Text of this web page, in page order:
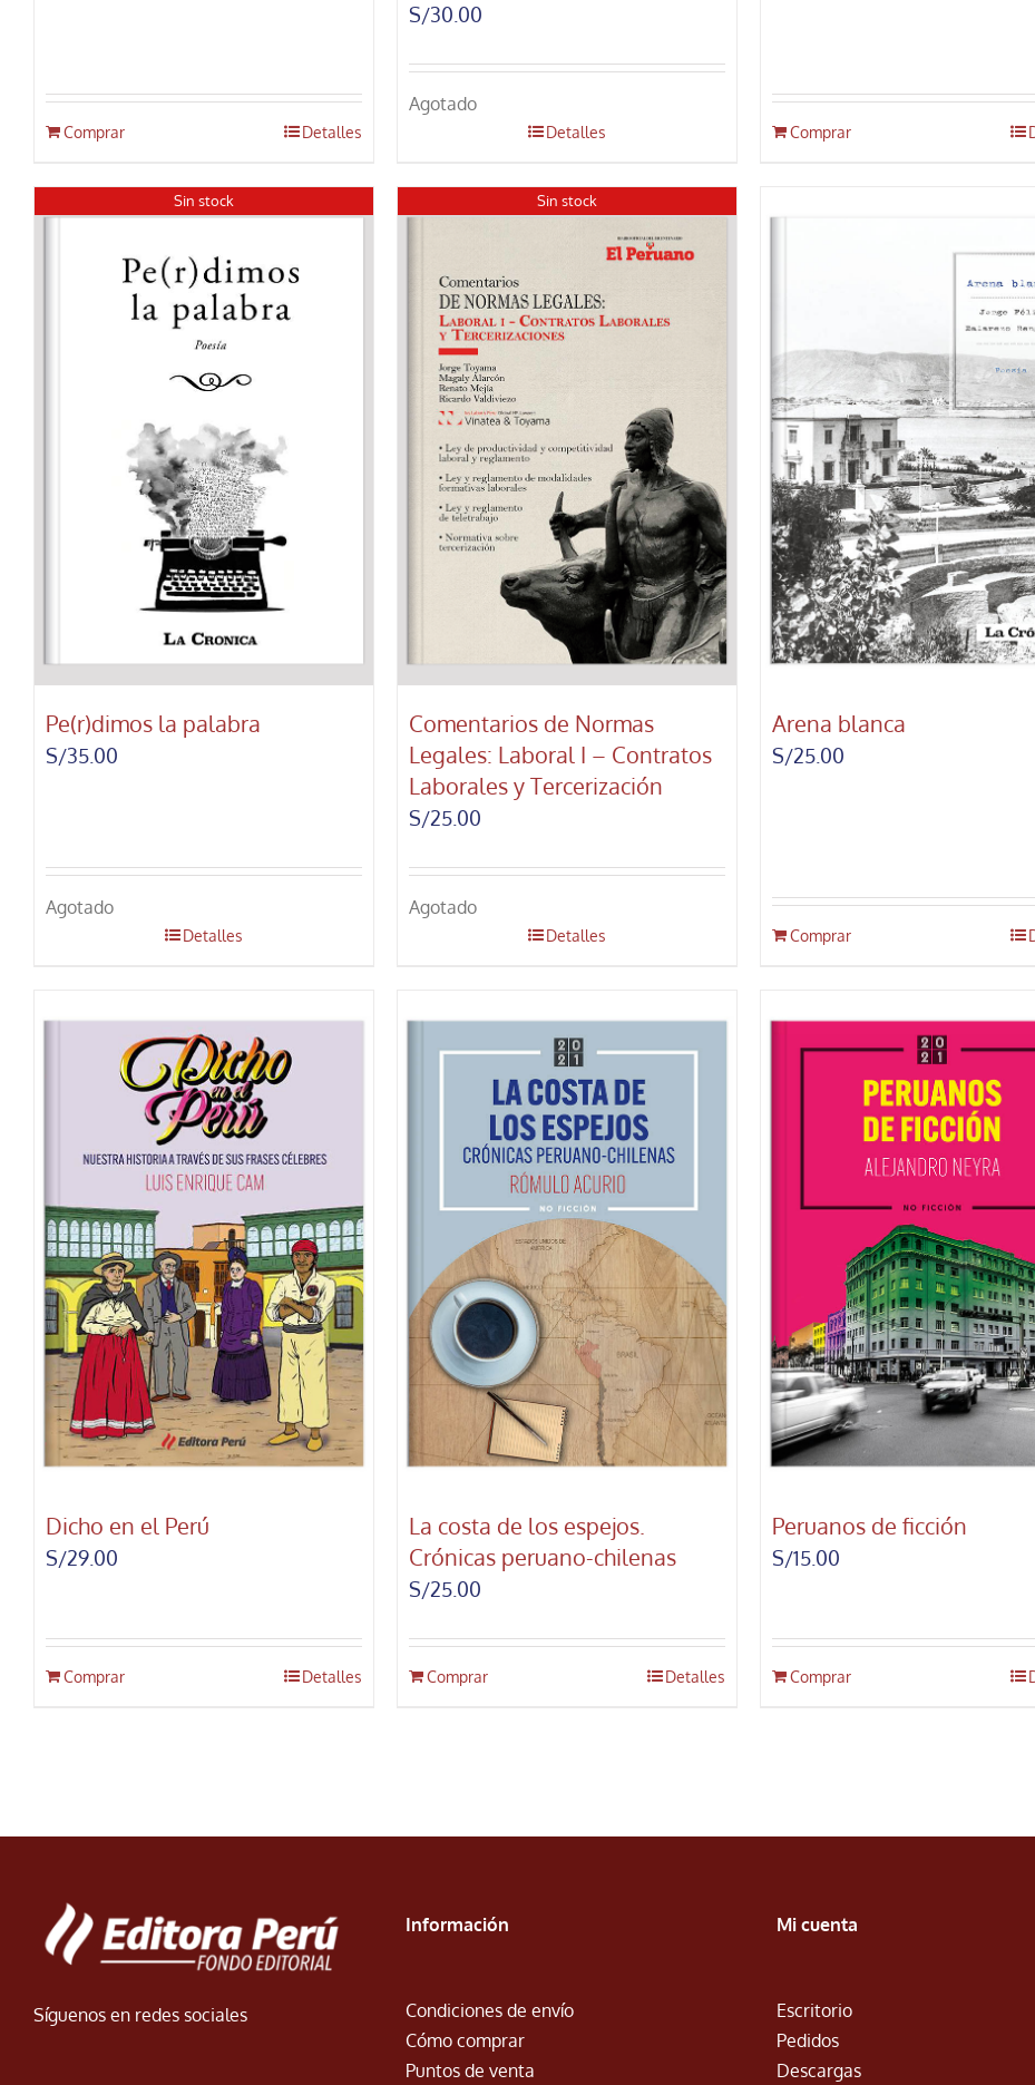
Comprar Detalles
S/30.00
Agotado
Detalles Comprar
Sin stock
Pe(r)dimos la palabra
S/35.00
Agotado
Detalles
Sin stock
Comentarios de Normas
Legales: Laboral I – Contratos
Laborales y Tercerización
S/25.00
Agotado
Detalles
Arena blanca
S/25.00
Comprar
Dicho en el Perú
S/29.00
Comprar Detalles
La costa de los espejos.
Crónicas peruano-chilenas
S/25.00
Comprar Detalles
Peruanos de ficción
S/15.00
Comprar
Síguenos en redes sociales
Información
Condiciones de envío
Cómo comprar
Puntos de venta
Mi cuenta
Escritorio
Pedidos
Descargas